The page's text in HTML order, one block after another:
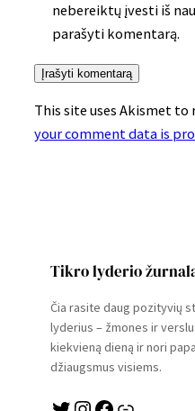
nebereiktų įvesti iš
parašyti komentarą.
This site uses Akismet to
your comment data is
Tikro lyderio
Čia rasite daug pozityvių
lyderius – žmones ir
kiekvieną dieną ir nori
džiaugsmus visiems.